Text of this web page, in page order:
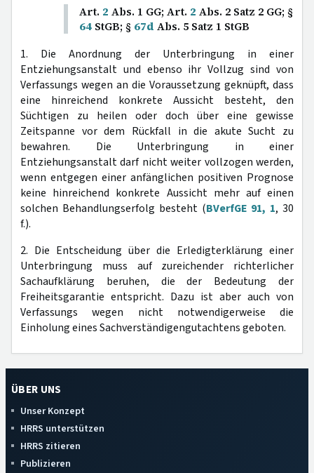
Art. 2 Abs. 1 GG; Art. 2 Abs. 2 Satz 2 GG; §
64 StGB; § 67d Abs. 5 Satz 1 StGB
1. Die Anordnung der Unterbringung in einer
Entziehungsanstalt und ebenso ihr Vollzug sind von
Verfassungs wegen an die Voraussetzung geknüpft, dass
eine hinreichend konkrete Aussicht besteht, den
Süchtigen zu heilen oder doch über eine gewisse
Zeitspanne vor dem Rückfall in die akute Sucht zu
bewahren. Die Unterbringung in einer
Entziehungsanstalt darf nicht weiter vollzogen werden,
wenn entgegen einer anfänglichen positiven Prognose
keine hinreichend konkrete Aussicht mehr auf einen
solchen Behandlungserfolg besteht (BVerfGE 91, 1, 30
f.).
2. Die Entscheidung über die Erledigterklärung einer
Unterbringung muss auf zureichender richterlicher
Sachaufklärung beruhen, die der Bedeutung der
Freiheitsgarantie entspricht. Dazu ist aber auch von
Verfassungs wegen nicht notwendigerweise die
Einholung eines Sachverständigengutachtens geboten.
ÜBER UNS
Unser Konzept
HRRS unterstützen
HRRS zitieren
Publizieren